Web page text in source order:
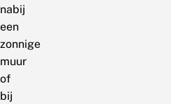
nabij
een
zonnige
muur
of
bij